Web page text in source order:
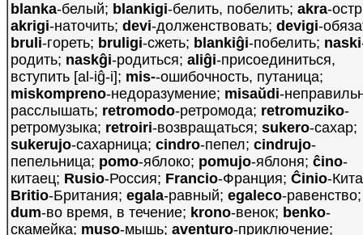
blanka-белый; blankigi-белить, побелить; akra-
akrigi-наточить; devi-долженствовать; devigi-
bruli-гореть; bruligi-сжеть; blankiĝi-побелить; naski
родить; naskĝi-родиться; aliĝi-присоединиться,
вступить [al-iĝ-i]; mis--ошибочность, путаница;
miskompreno-недоразумение; misaŭdi-
расслышать; retromodo-ретромода; retromuziko-
ретромузыка; retroiri-возвращаться; sukero-сахар;
sukerujo-сахарница; cindro-пепел; cindrujo-
пепельница; pomo-яблоко; pomujo-яблоня; ĉino-
китаец; Rusio-Россия; Francio-Франция; Ĉinio-
Britio-Британия; egala-равный; egaleco-равенство;
dum-во время, в течение; krono-венок; benko-
скамейка; muso-мышь; aventuro-приключение;